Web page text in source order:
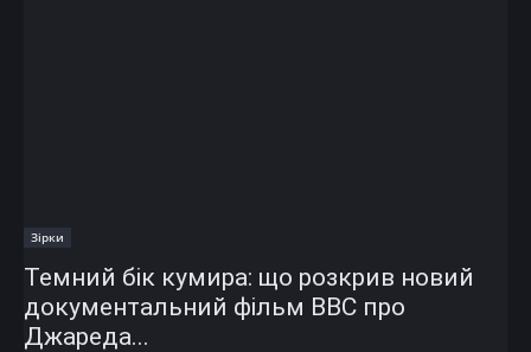
Зірки
Темний бік кумира: що розкрив новий
документальний фільм ВВС про
Джареда...